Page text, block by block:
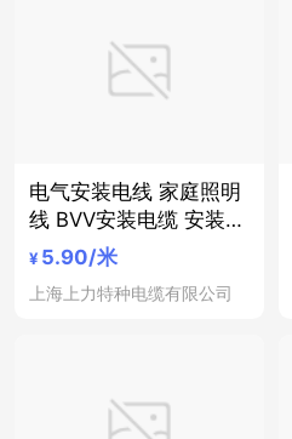
电气安装电线 家庭照明
线 BVV安装电缆 安装电
缆
¥ 5.90/米
上海上力特种电缆有限公司